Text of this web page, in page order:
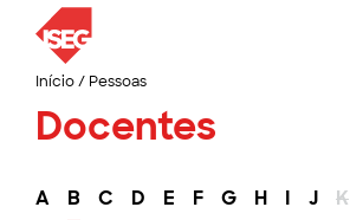
Início/ Pessoas
Docentes
A B C D E F G H I J K